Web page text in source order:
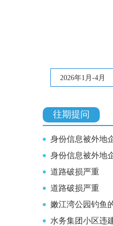
2026年1月-4月
往期提问
身份信息被外地
身份信息被外地
道路破损严重
道路破损严重
嫩江湾公园钓鱼
水务集团小区违